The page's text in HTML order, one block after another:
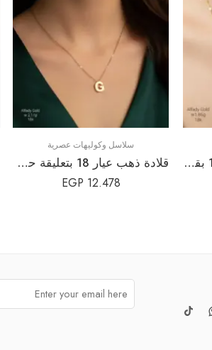
سلسلة ذهب بناتي عيار 18 بقفل القلب المينا | قلادة الحب والحماية الأنيقة
سلاسل وكوليهات عصرية
قلادة ذهب عيار 18 بتعليقة حرف G (G) سميك | سلسلة أسماء شخصية فخمة
12.478
EGP